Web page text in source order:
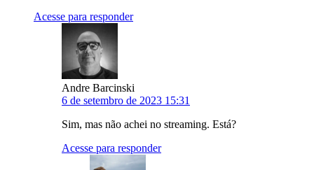
Acesse para responder
Andre Barcinski
6 de setembro de 2023 15:31
Sim, mas não achei no streaming. Está?
Acesse para responder